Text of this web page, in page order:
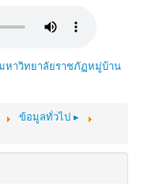
หาวิทยาลัยราชภัฏหมู่บ้าน
ข้อมูลทั่วไป ▸